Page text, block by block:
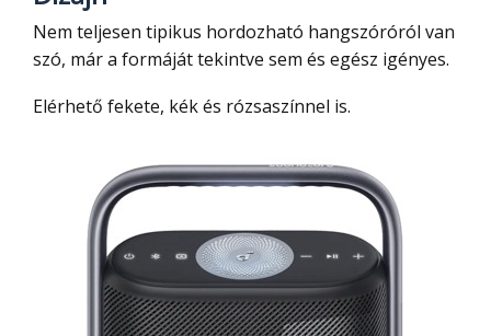
Nem teljesen tipikus hordozható hangszóróról van
szó, már a formáját tekintve sem és egész igényes.
Elérhető fekete, kék és rózsaszínnel is.